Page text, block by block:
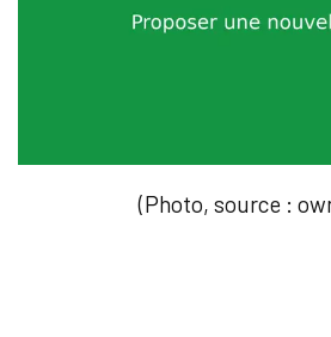
(Photo, source :